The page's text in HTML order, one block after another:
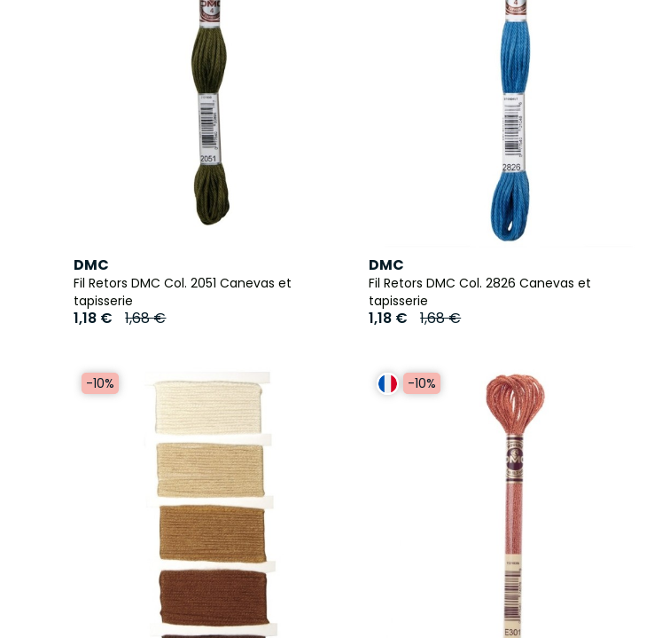
DMC
Fil Retors DMC Col. 2051 Canevas et
tapisserie
1,18 € 1,68 €
DMC
Fil Retors DMC Col. 2826 Canevas et
tapisserie
1,18 € 1,68 €
-10% -10%